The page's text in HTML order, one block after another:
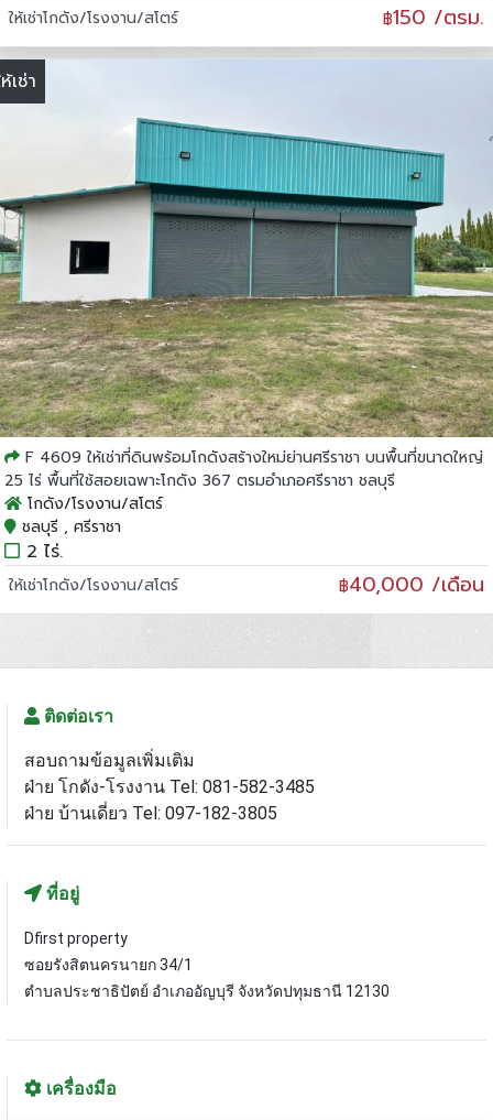
ให้เช่าโกดัง/โรงงาน/สโตร์ ฿150 /ตรม.
เช่า
F 4609 ให้เช่าที่ดินพร้อมโกดังสร้างใหม่ย่านศรีราชา บนพื้นที่ขนาดใหญ่
25 ไร่ พื้นที่ใช้สอยเฉพาะโกดัง 367 ตรมอำเภอศรีราชา ชลบุรี
โกดัง/โรงงาน/สโตร์
ชลบุรี , ศรีราชา
2 ไร่.
ให้เช่าโกดัง/โรงงาน/สโตร์ ฿40,000 /เดือน
ติดต่อเรา
สอบถามข้อมูลเพิ่มเติม
ฝ่าย โกดัง-โรงงาน Tel: 081-582-3485
ฝ่าย บ้านเดี่ยว Tel: 097-182-3805
ที่อยู่
Dfirst property
ซอยรังสิตนครนายก 34/1
ตำบลประชาธิปัตย์ อำเภออัญบุรี จังหวัดปทุมธานี 12130
เครื่องมือ